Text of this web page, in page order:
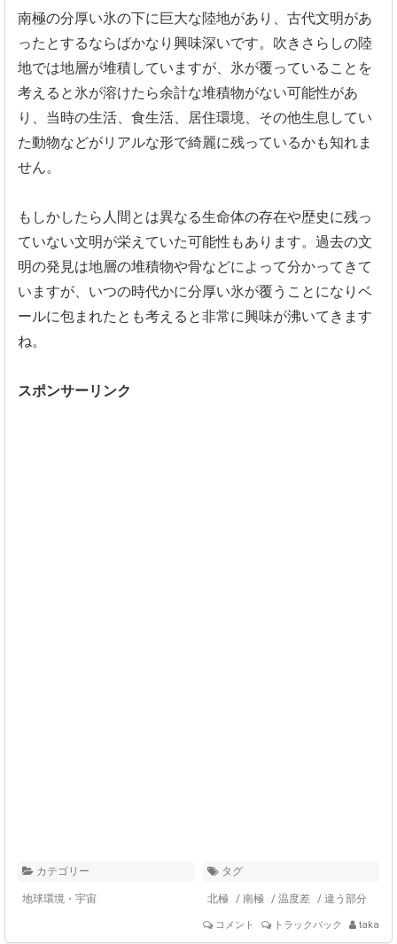
南極の分厚い氷の下に巨大な陸地があり、 古代文明があ
ったとするならばかなり興味深いです。 吹きさらしの陸
地では地層が堆積していますが、 氷が覆っていることを
考えると氷が溶けたら余計な堆積物がない可能性があ
り、当時の生活、食生活、居住環境、 その他生息してい
た動物などがリアルな形で綺麗に残っているかも知れま
せん。
もしかしたら人間とは異なる生命体の存在や歴史に残っ
ていない文明が栄えていた可能性もあります。 過去の文
明の発見は地層の堆積物や骨などによって分かってきて
い ますが、 いつの時代かに分厚い氷が覆うことになりベ
ールに包まれたとも考えると非常に興味が沸いてきます
ね。
スポンサーリンク
カテゴリー
地球環境・宇宙
タグ
北極 / 南極 / 温度差 / 違う部分
コメント トラックバック taka